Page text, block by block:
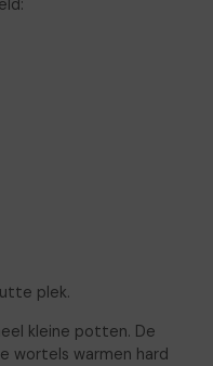
plek.
kleine potten. De
wortels warmen hard